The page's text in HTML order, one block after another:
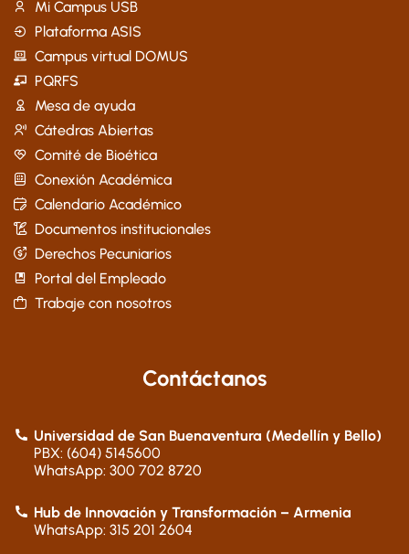
Mi Campus USB
Plataforma ASIS
Campus virtual DOMUS
PQRFS
Mesa de ayuda
Cátedras Abiertas
Comité de Bioética
Conexión Académica
Calendario Académico
Documentos institucionales
Derechos Pecuniarios
Portal del Empleado
Trabaje con nosotros
Contáctanos
Universidad de San Buenaventura (Medellín y Bello)
PBX: (604) 5145600
WhatsApp: 300 702 8720
Hub de Innovación y Transformación – Armenia
WhatsApp: 315 201 2604